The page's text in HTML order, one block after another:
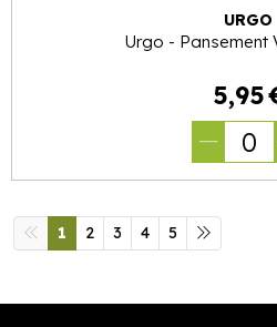
URGO
Urgo - Pansement
5,95
0
1 2 3 4 5